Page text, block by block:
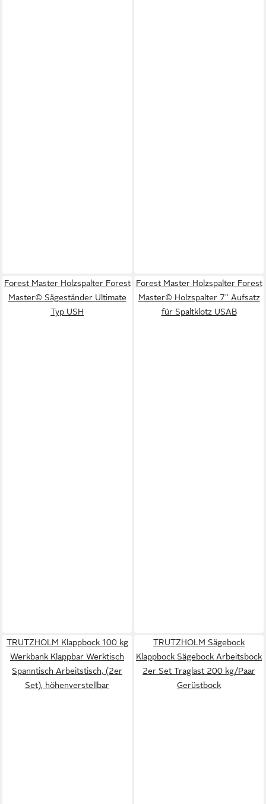
Forest Master Holzspalter Forest
Master© Sägeständer Ultimate
Typ USH
Forest Master Holzspalter Forest
Master© Holzspalter 7" Aufsatz
für Spaltklotz USAB
TRUTZHOLM Klappbock 100 kg
Werkbank Klappbar Werktisch
Spanntisch Arbeitstisch, (2er
Set), höhenverstellbar
TRUTZHOLM Sägebock
Klappbock Sägebock Arbeitsbock
2er Set Traglast 200 kg/Paar
Gerüstbock